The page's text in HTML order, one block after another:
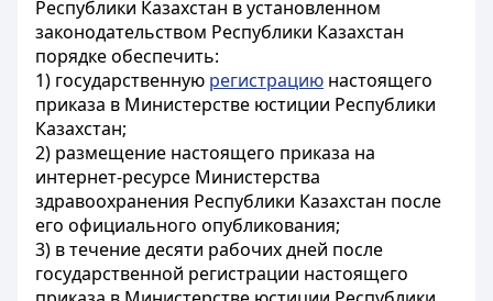
Республики Казахстан в установленном
законодательством Республики Казахстан
порядке обеспечить:
1) государственную регистрацию настоящего
приказа в Министерстве юстиции Республики
Казахстан;
2) размещение настоящего приказа на
интернет-ресурсе Министерства
здравоохранения Республики Казахстан после
его официального опубликования;
3) в течение десяти рабочих дней после
государственной регистрации настоящего